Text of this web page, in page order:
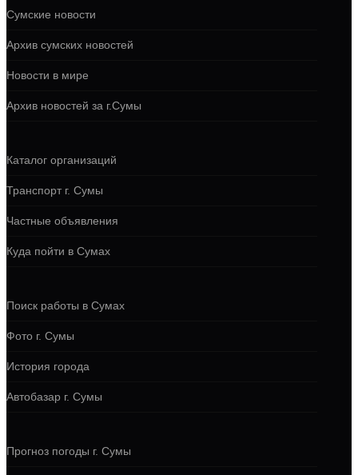
Сумские новости
Архив сумских новостей
Новости в мире
Архив новостей за г.Сумы
Каталог организаций
Транспорт г. Сумы
Частные объявления
Куда пойти в Сумах
Поиск работы в Сумах
Фото г. Сумы
История города
Автобазар г. Сумы
Прогноз погоды г. Сумы